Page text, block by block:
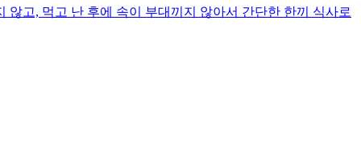
고, 먹고 난 후에 속이 부대끼지 않아서 간단한 한끼 식사로